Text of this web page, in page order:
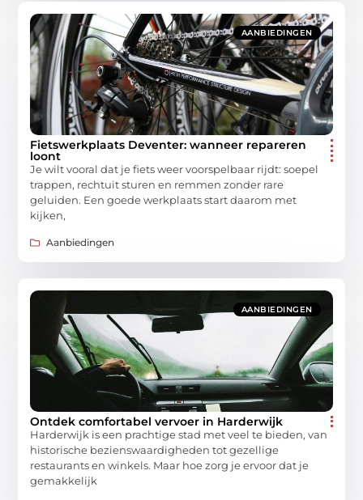
AANBIEDINGEN
Fietswerkplaats Deventer: wanneer repareren
loont
Je wilt vooral dat je fiets weer voorspelbaar rijdt: soepel
trappen, rechtuit sturen en remmen zonder rare
geluiden. Een goede werkplaats start daarom met
kijken,
Aanbiedingen
AANBIEDINGEN
Ontdek comfortabel vervoer in Harderwijk
Harderwijk is een prachtige stad met veel te bieden, van
historische bezienswaardigheden tot gezellige
restaurants en winkels. Maar hoe zorg je ervoor dat je
gemakkelijk